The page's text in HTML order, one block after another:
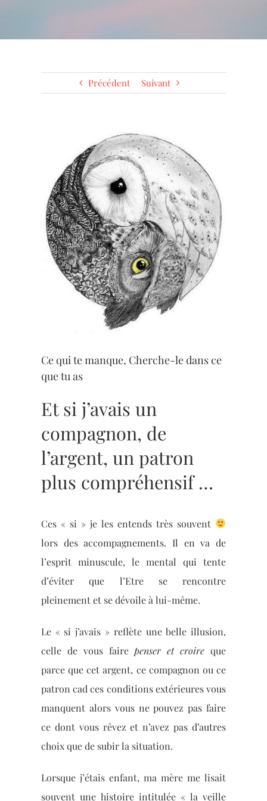
Précédent Suivant
agrandie
Ce qui te manque, Cherche-le dans ce
que tu as
Et si j’avais un
compagnon, de
l’argent, un patron
plus compréhensif …
Ces « si » je les entends très souvent
lors des accompagnements. Il en va de
l’esprit minuscule, le mental qui tente
d’éviter que l’Etre se rencontre
pleinement et se dévoile à lui-même.
Le « si j’avais » reflète une belle illusion,
celle de vous fairepenser et croire que
parce que cet argent, ce compagnon ou ce
patron cad ces conditions extérieures vous
manquent alors vous ne pouvez pas faire
ce dont vous rêvez et n’avez pas d’autres
choix que de subir la situation.
Lorsque j’étais enfant, ma mère me lisait
souvent une histoire intitulée « la veille